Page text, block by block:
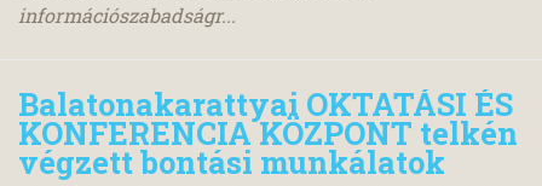
információszabadságr...
Balatonakarattyai OKTATÁSI ÉS
KONFERENCIA KÖZPONT telkén
végzett bontási munkálatok